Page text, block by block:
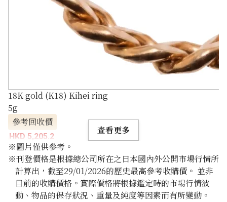
18K gold (K18) Kihei ring
5g
參考回收價
HKD 5,205.2
查看更多
※圖片僅供參考。
※刊登價格是根據總公司所在之日本國內外公開市場行情所
計算出，截至29/01/2026的歷史最高參考收購價。 並非
目前的收購價格。實際價格將根據鑑定時的市場行情波
動、物品的保存狀況、重量及純度等因素而有所變動。